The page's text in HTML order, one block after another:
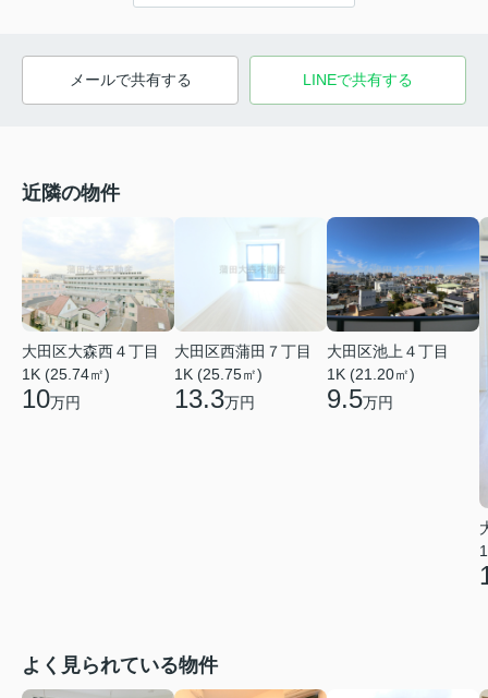
メールで共有する LINEで共有する
近隣の物件
大田区大森西４丁目
1K (25.74㎡)
10万円
大田区西蒲田７丁目
1K (25.75㎡)
13.3万円
大田区池上４丁目
1K (21.20㎡)
9.5万円
よく見られている物件